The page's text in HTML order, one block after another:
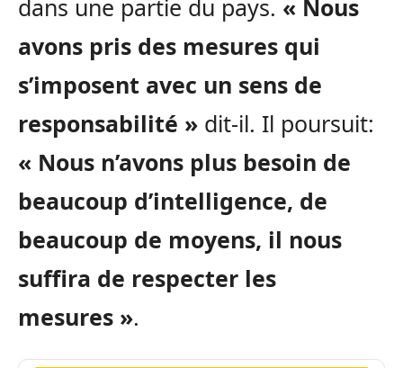
dans une partie du pays. « Nous
avons pris des mesures qui
s’imposent avec un sens de
responsabilité » dit-il. Il poursuit:
« Nous n’avons plus besoin de
beaucoup d’intelligence, de
beaucoup de moyens, il nous
suffira de respecter les
mesures ».